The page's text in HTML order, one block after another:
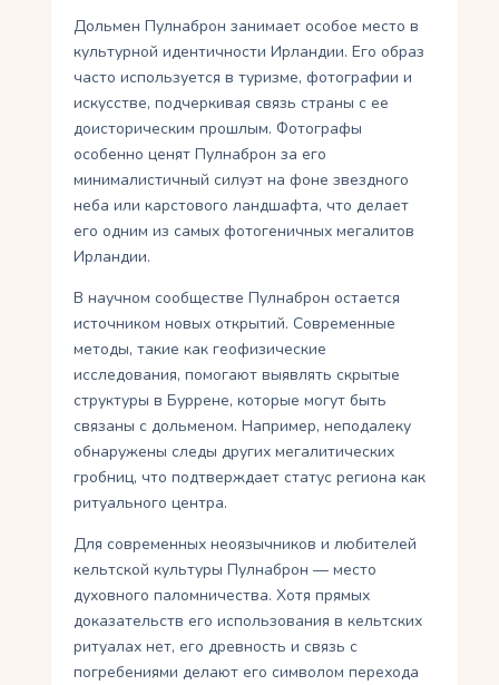
Дольмен Пулнаброн занимает особое место в
культурной идентичности Ирландии. Его образ
часто используется в туризме, фотографии и
искусстве, подчеркивая связь страны с ее
доисторическим прошлым. Фотографы
особенно ценят Пулнаброн за его
минималистичный силуэт на фоне звездного
неба или карстового ландшафта, что делает
его одним из самых фотогеничных мегалитов
Ирландии.
В научном сообществе Пулнаброн остается
источником новых открытий. Современные
методы, такие как геофизические
исследования, помогают выявлять скрытые
структуры в Буррене, которые могут быть
связаны с дольменом. Например, неподалеку
обнаружены следы других мегалитических
гробниц, что подтверждает статус региона как
ритуального центра.
Для современных неоязычников и любителей
кельтской культуры Пулнаброн — место
духовного паломничества. Хотя прямых
доказательств его использования в кельтских
ритуалах нет, его древность и связь с
погребениями делают его символом перехода